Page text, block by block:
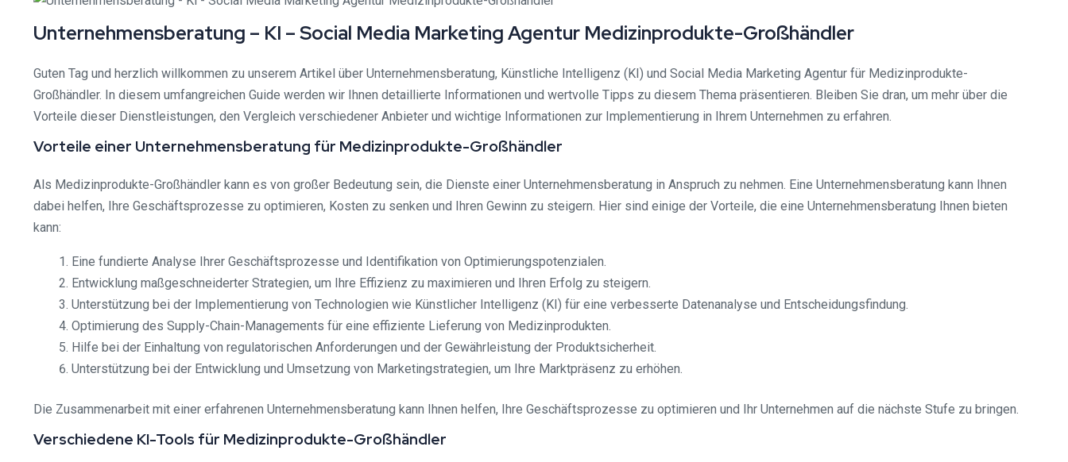
Unternehmensberatung – KI – Social Media Marketing Agentur Medizinprodukte-Großhändler
Guten Tag und herzlich willkommen zu unserem Artikel über Unternehmensberatung, Künstliche Intelligenz (KI) und Social Media Marketing Agentur für Medizinprodukte-
Großhändler. In diesem umfangreichen Guide werden wir Ihnen detaillierte Informationen und wertvolle Tipps zu diesem Thema präsentieren. Bleiben Sie dran, um mehr über die
Vorteile dieser Dienstleistungen, den Vergleich verschiedener Anbieter und wichtige Informationen zur Implementierung in Ihrem Unternehmen zu erfahren.
Vorteile einer Unternehmensberatung für Medizinprodukte-Großhändler
Als Medizinprodukte-Großhändler kann es von großer Bedeutung sein, die Dienste einer Unternehmensberatung in Anspruch zu nehmen. Eine Unternehmensberatung kann Ihnen
dabei helfen, Ihre Geschäftsprozesse zu optimieren, Kosten zu senken und Ihren Gewinn zu steigern. Hier sind einige der Vorteile, die eine Unternehmensberatung Ihnen bieten
kann:
Eine fundierte Analyse Ihrer Geschäftsprozesse und Identifikation von Optimierungspotenzialen.
Entwicklung maßgeschneiderter Strategien, um Ihre Effizienz zu maximieren und Ihren Erfolg zu steigern.
Unterstützung bei der Implementierung von Technologien wie Künstlicher Intelligenz (KI) für eine verbesserte Datenanalyse und Entscheidungsfindung.
Optimierung des Supply-Chain-Managements für eine effiziente Lieferung von Medizinprodukten.
Hilfe bei der Einhaltung von regulatorischen Anforderungen und der Gewährleistung der Produktsicherheit.
Unterstützung bei der Entwicklung und Umsetzung von Marketingstrategien, um Ihre Marktpräsenz zu erhöhen.
Die Zusammenarbeit mit einer erfahrenen Unternehmensberatung kann Ihnen helfen, Ihre Geschäftsprozesse zu optimieren und Ihr Unternehmen auf die nächste Stufe zu bringen.
Verschiedene KI-Tools für Medizinprodukte-Großhändler